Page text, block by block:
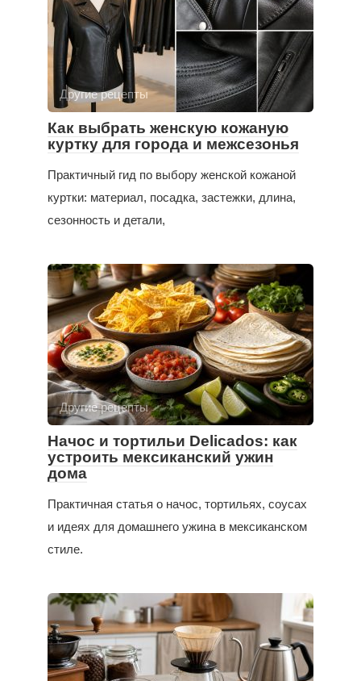
Другие рецепты
Как выбрать женскую кожаную
куртку для города и межсезонья
Практичный гид по выбору женской кожаной
куртки: материал, посадка, застежки, длина,
сезонность и детали,
Другие рецепты
Начос и тортильи Delicados: как
устроить мексиканский ужин
дома
Практичная статья о начос, тортильях, соусах
и идеях для домашнего ужина в мексиканском
стиле.